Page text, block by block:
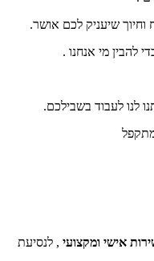
וחיוך שיעניק לכם אושר.
להבין מי אנחנו .
לנו לעבוד בשבילכם.
אישי ומקצועי , לנסיעת